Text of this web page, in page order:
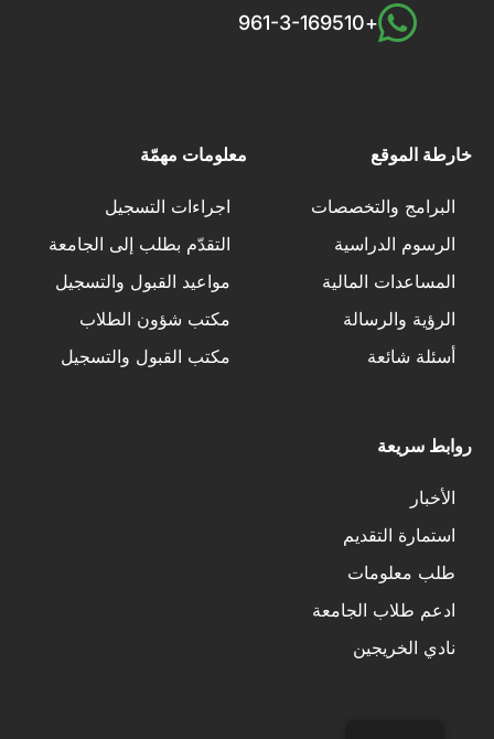
+961-3-169510
خارطة الموقع
البرامج والتخصصات
الرسوم الدراسية
المساعدات المالية
الرؤية والرسالة
أسئلة شائعة
معلومات مهمّة
اجراءات التسجيل
التقدّم بطلب إلى الجامعة
مواعيد القبول والتسجيل
مكتب شؤون الطلاب
مكتب القبول والتسجيل
روابط سريعة
الأخبار
استمارة التقديم
طلب معلومات
ادعم طلاب الجامعة
نادي الخريجين